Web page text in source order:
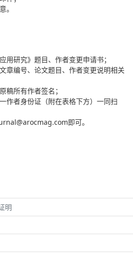
。
用研究》题目、作者变更申请书；
章编号、论文题目、作者变更说明相关
稿所有作者签名；
作者身份证（附在表格下方）一同扫
即可。
明